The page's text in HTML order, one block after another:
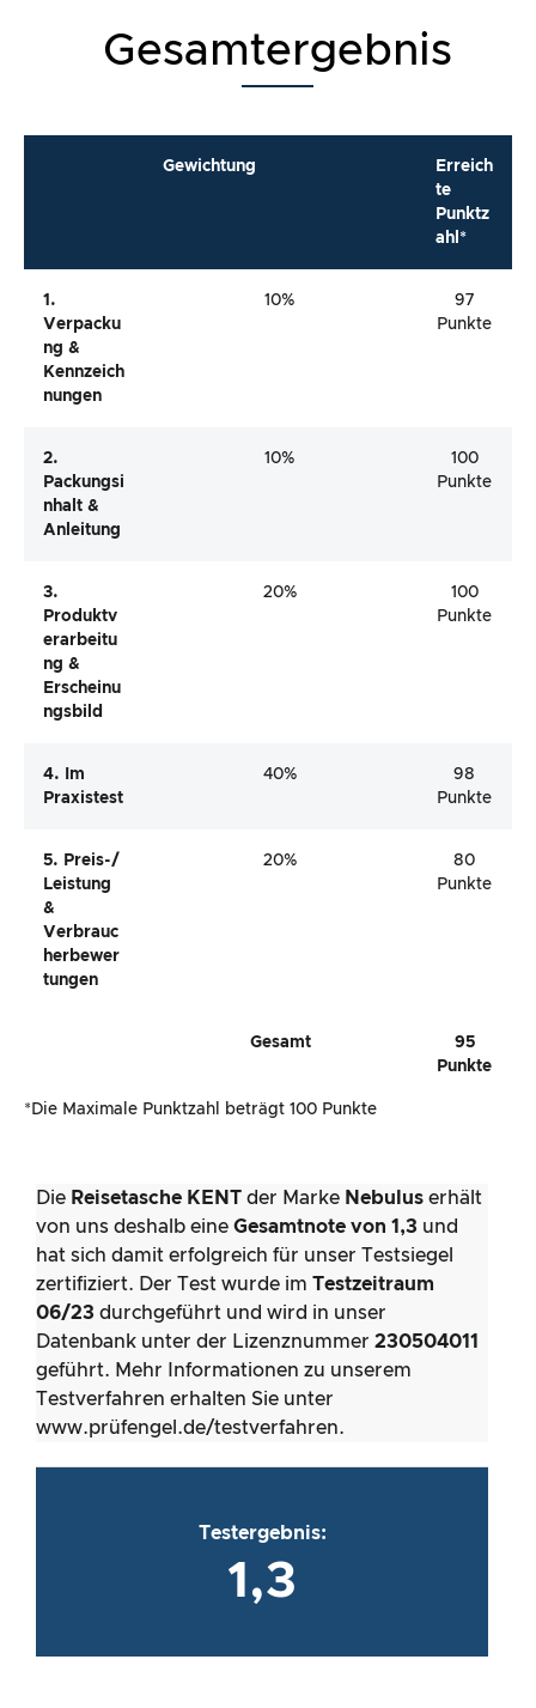
Gesamtergebnis
Gewichtung
Erreich
te
Punktz
ahl*
1.
Verpacku
Ng &
Kennzeich
Nungen
10%
97
Punkte
2.
Packungsi
Nhalt &
Anleitung
10%
100
Punkte
3.
Produktv
Erarbeitu
Ng &
Erscheinu
Ngsbild
20%
100
Punkte
4. Im
Praxistest
40%
98
Punkte
5. Preis-/
Leistung
&
Verbrauc
Herbewer
Tungen
20%
80
Punkte
Gesamt
95
Punkte
*Die Maximale Punktzahl beträgt 100 Punkte
Die Reisetasche KENT der Marke Nebulus erhält
von uns deshalb eine Gesamtnote von 1,3 und
hat sich damit erfolgreich für unser Testsiegel
zertifiziert. Der Test wurde im Testzeitraum
06/23 durchgeführt und wird in unser
Datenbank unter der Lizenznummer 230504011
geführt. Mehr Informationen zu unserem
Testverfahren erhalten Sie unter
www.prüfengel.de/testverfahren.
Testergebnis:
1,3